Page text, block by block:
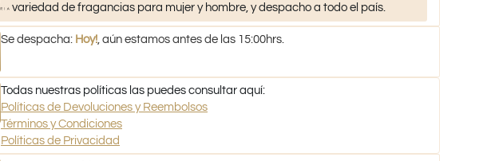
variedad de fragancias para mujer y hombre, y despacho a todo el país.
Se despacha: Hoy! , aún estamos antes de las 15:00hrs.
Todas nuestras políticas las puedes consultar aquí:
Políticas de Devoluciones y Reembolsos
Términos y Condiciones
Políticas de Privacidad